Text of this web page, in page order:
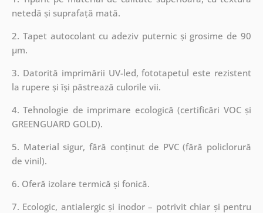
netedă și suprafață mată.
2. Tapet autocolant cu adeziv puternic și grosime de 90
µm.
3. Datorită imprimării UV-led, fototapetul este rezistent
la rupere și își păstrează culorile vii.
4. Tehnologie de imprimare ecologică (certificări VOC și
GREENGUARD GOLD).
5. Material sigur, fără conținut de PVC (fără policlorură
de vinil).
6. Oferă izolare termică și fonică.
7. Ecologic, antialergic și inodor – potrivit chiar și pentru